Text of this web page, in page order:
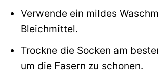
Verwende ein mildes
Bleichmittel.
Trockne die Socken am
um die Fasern zu schonen.